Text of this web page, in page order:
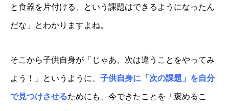
と食器を片付ける、という課題はできるようになったん
だな」とわかりますよね。
そこから子供自身が「じゃあ、次は違うことをやってみ
よう！」というように、 子供自身に 「次の課題」を自分
で見つけさせるためにも、今できたことを「褒めるこ